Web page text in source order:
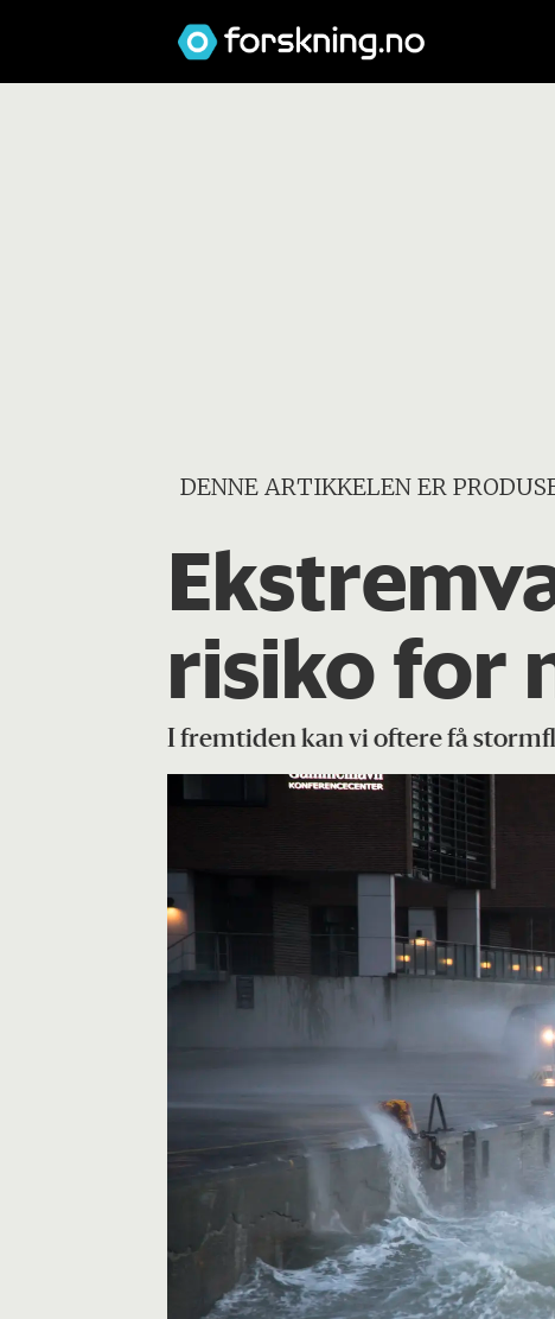
DENNE ARTIKKELEN ER
risiko for
I fremtiden kan vi oftere få